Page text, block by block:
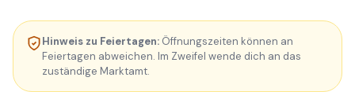
Hinweis zu Feiertagen: Öffnungszeiten können an
Feiertagen abweichen. Im Zweifel wende dich an das
zuständige Marktamt.